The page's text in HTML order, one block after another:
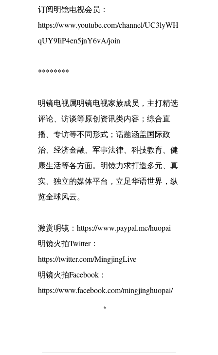
订阅明镜电视会员：
https://www.youtube.com/channel/UC3lyWH
qUY9IiP4en5jnY6vA/join
********
明镜电视属明镜电视家族成员，主打精选
评论、访谈等原创资讯类内容；综合直
播、专访等不同形式；话题涵盖国际政
治、经济金融、军事法律、科技教育、健
康生活等各方面。明镜力求打造多元、真
实、独立的媒体平台，立足华语世界，纵
览全球风云。
激赏明镜：https://www.paypal.me/huopai
明镜火拍Twitter：
https://twitter.com/MingjingLive
明镜火拍Facebook：
https://www.facebook.com/mingjinghuopai/